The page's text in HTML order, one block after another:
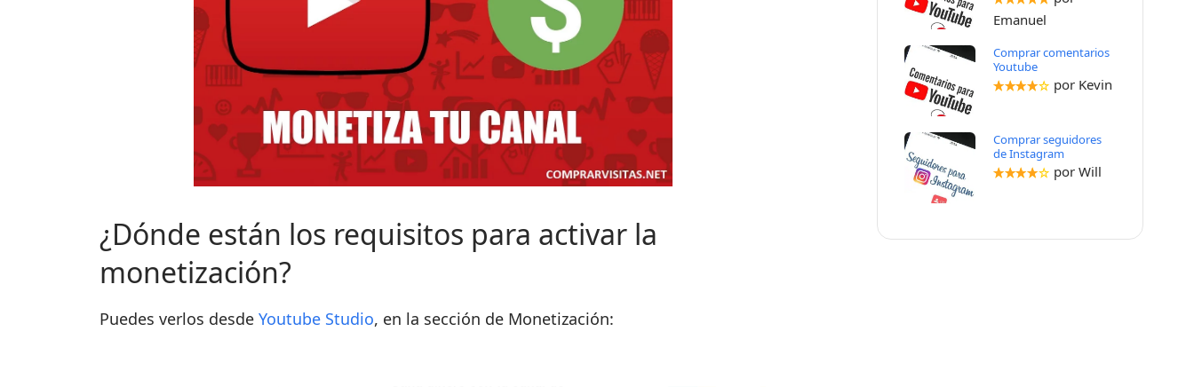
¿Dónde están los requisitos para activar la
monetización?
Puedes verlos desdeYoutube Studio, en la sección de Monetización:
Emanuel
Comprar comentarios
Youtube
por Kevin
Comprar seguidores
de Instagram
por Will